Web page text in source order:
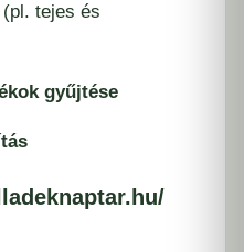
tejes és
gyűjtése